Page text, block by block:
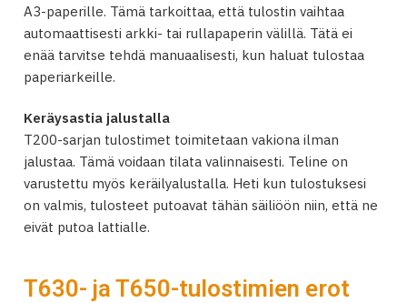
A3-paperille. Tämä tarkoittaa, että tulostin vaihtaa
automaattisesti arkki- tai rullapaperin välillä. Tätä ei
enää tarvitse tehdä manuaalisesti, kun haluat tulostaa
paperiarkeille.
Keräysastia jalustalla
T200-sarjan tulostimet toimitetaan vakiona ilman
jalustaa. Tämä voidaan tilata valinnaisesti. Teline on
varustettu myös keräilyalustalla. Heti kun tulostuksesi
on valmis, tulosteet putoavat tähän säiliöön niin, että ne
eivät putoa lattialle.
T630- ja T650-tulostimien erot